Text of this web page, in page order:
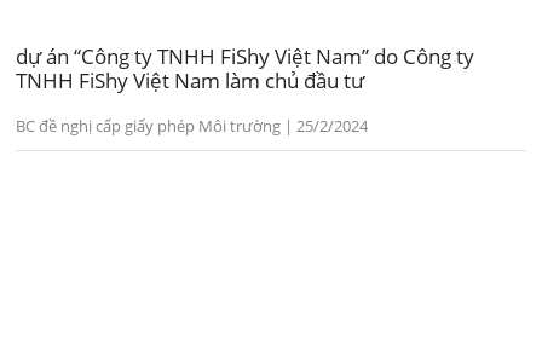
dự án “Công ty TNHH FiShy Việt Nam” do Công ty
TNHH FiShy Việt Nam làm chủ đầu tư
BC đề nghị cấp giấy phép Môi trường | 25/2/2024